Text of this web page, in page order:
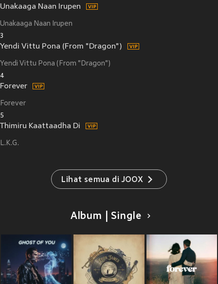
Unakaaga Naan Irupen
Unakaaga Naan Irupen
3
Yendi Vittu Pona (From "Dragon")
Yendi Vittu Pona (From "Dragon")
4
Forever
Forever
5
Thimiru Kaattaadha Di
L.K.G.
Lihat semua di JOOX
Album | Single